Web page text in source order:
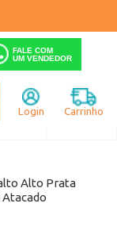
FALE COM
UM VENDEDOR
Login Carrinho
Alto Prata